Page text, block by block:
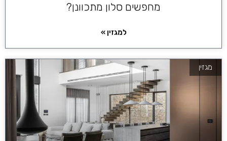
מחפשים סלון מתכוונן?
למגזין »
מגזין